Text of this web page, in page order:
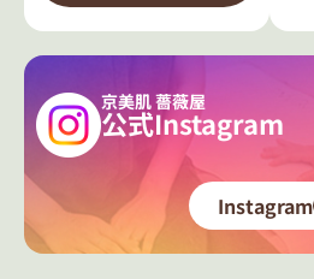
京美肌 薔薇屋
公式Instagram
Instagram